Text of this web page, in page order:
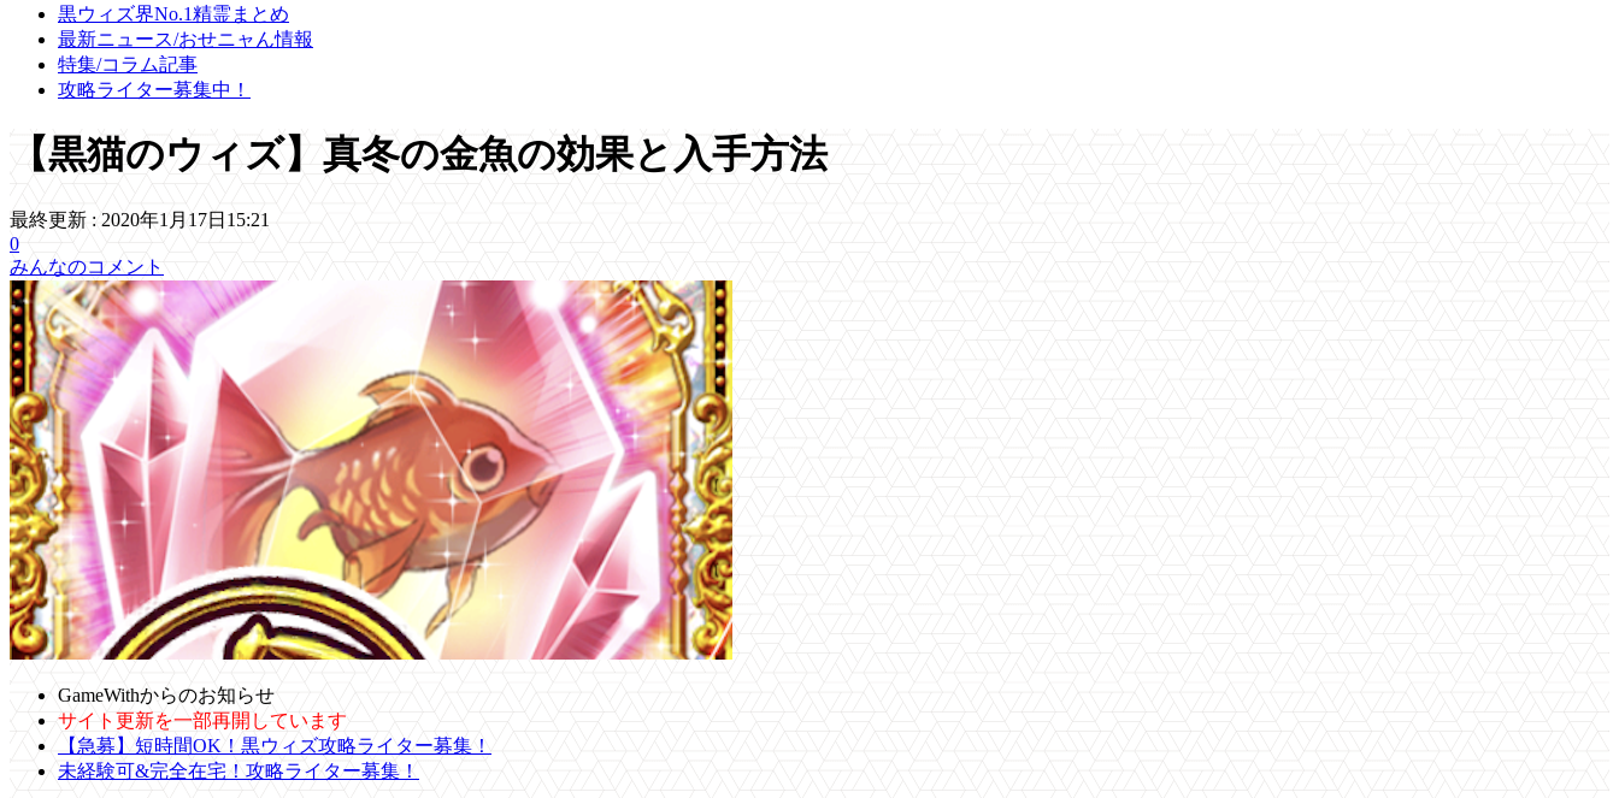
黒ウィズ界No.1精霊まとめ
最新ニュース/おせニャん情報
特集/コラム記事
攻略ライター募集中！
【黒猫のウィズ】真冬の金魚の効果と入手方法
最終更新 : 2020年1月17日15:21
0
みんなのコメント
GameWithからのお知らせ
サイト更新を一部再開しています
【急募】短時間OK！黒ウィズ攻略ライター募集！
未経験可&完全在宅！攻略ライター募集！